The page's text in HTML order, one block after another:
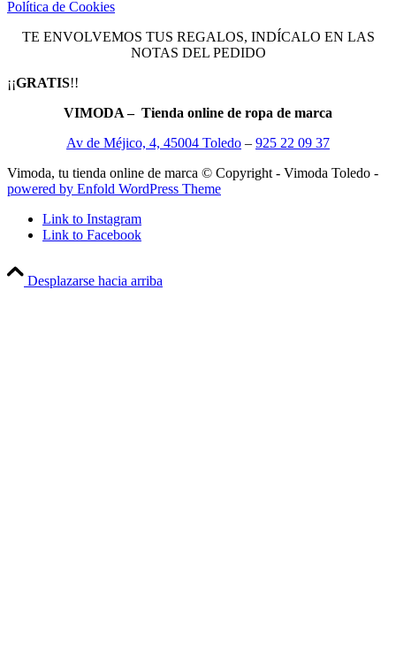
Política de Cookies
TE ENVOLVEMOS TUS REGALOS, INDÍCALO EN LAS
NOTAS DEL PEDIDO
¡¡GRATIS!!
VIMODA – Tienda online de ropa de marca
Av de Méjico, 4, 45004 Toledo – 925 22 09 37
Vimoda, tu tienda online de marca © Copyright - Vimoda Toledo -
powered by Enfold WordPress Theme
Link to Instagram
Link to Facebook
Desplazarse hacia arriba